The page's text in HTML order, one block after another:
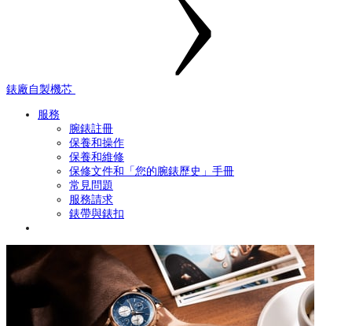
錶廠自製機芯
服務
腕錶註冊
保養和操作
保養和維修
保修文件和「您的腕錶歷史」手冊
常見問題
服務請求
錶帶與錶扣